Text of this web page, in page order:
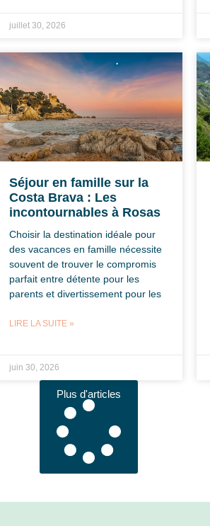
juillet 30, 2026
Séjour en famille sur la
Costa Brava : Les
incontournables à Rosas
Choisir la destination idéale pour
des vacances en famille nécessite
souvent de trouver le compromis
parfait entre détente pour les
parents et divertissement pour les
LIRE LA SUITE »
juin 30, 2026
Plus d'articles